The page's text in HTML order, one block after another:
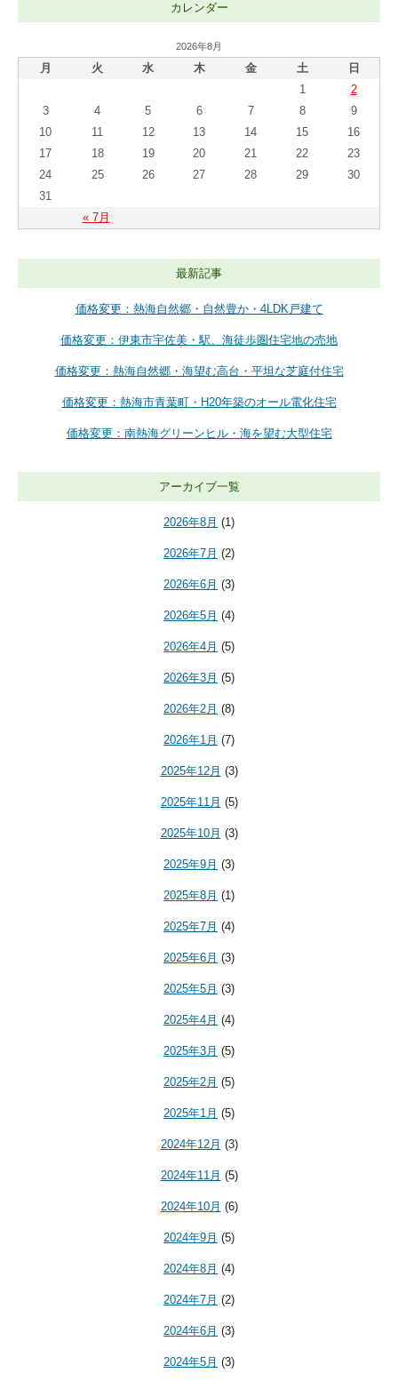
カレンダー
2026年8月
月 火 水 木 金 土 日
« 7月
1
2
3
4 5 6 7 8
9
10
11 12 13 14 15
16
17
18 19 20 21 22
23
24
25 26 27 28 29
30
31
最新記事
価格変更：熱海自然郷・自然豊か・4LDK戸建て
価格変更：伊東市宇佐美・駅、海徒歩圏住宅地の売地
価格変更：熱海自然郷・海望む高台・平坦な芝庭付住宅
価格変更：熱海市青葉町・H20年築のオール電化住宅
価格変更：南熱海グリーンヒル・海を望む大型住宅
アーカイブ一覧
2026年8月 (1)
2026年7月 (2)
2026年6月 (3)
2026年5月 (4)
2026年4月 (5)
2026年3月 (5)
2026年2月 (8)
2026年1月 (7)
2025年12月 (3)
2025年11月 (5)
2025年10月 (3)
2025年9月 (3)
2025年8月 (1)
2025年7月 (4)
2025年6月 (3)
2025年5月 (3)
2025年4月 (4)
2025年3月 (5)
2025年2月 (5)
2025年1月 (5)
2024年12月 (3)
2024年11月 (5)
2024年10月 (6)
2024年9月 (5)
2024年8月 (4)
2024年7月 (2)
2024年6月 (3)
2024年5月 (3)